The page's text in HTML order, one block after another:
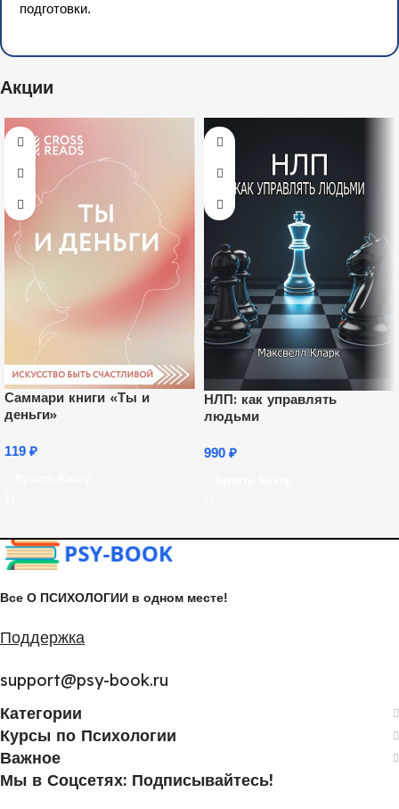
подготовки.
Акции
Саммари книги «Ты и
деньги»
119 ₽
НЛП: как управлять
людьми
990 ₽
Все О ПСИХОЛОГИИ в одном месте!
Поддержка
support@psy-book.ru
Категории
Курсы по Психологии
Важное
Мы в Соцсетях: Подписывайтесь!